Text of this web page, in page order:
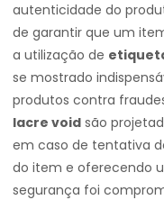
autenticidade do
de garantir que um
a utilização de
se mostrado
produtos contra
lacre void são
em caso de tentativa
do item e oferecendo
segurança foi